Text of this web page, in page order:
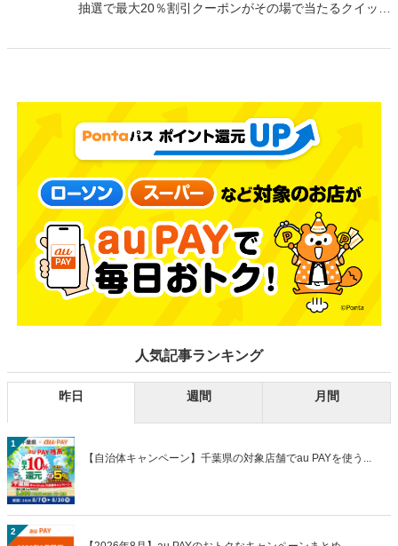
抽選で最大20％割引クーポンがその場で当たるクイック
人気記事ランキング
昨日 週間 月間
1
【自治体キャンペーン】千葉県の対象店舗でau PAYを使う...
2